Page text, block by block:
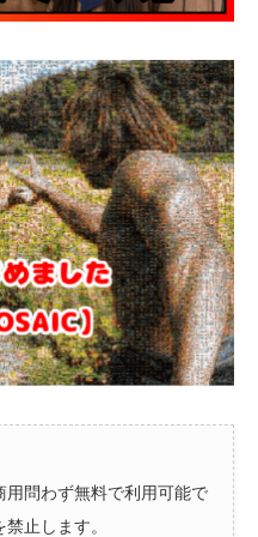
用問わず無料で利用可能で
止します。